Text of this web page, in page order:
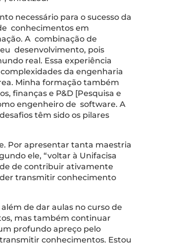
necessário para o sucesso da
conhecimentos em
A combinação de
desenvolvimento, pois
real. Essa experiência
da engenharia
Minha formação também
finanças e P&D [Pesquisa e
engenheiro de software. A
têm sido os pilares
Por apresentar tanta maestria
ele, “voltar à Unifacisa
de contribuir ativamente
transmitir conhecimento
de dar aulas no curso de
mas também continuar
profundo apreço pelo
conhecimentos. Estou